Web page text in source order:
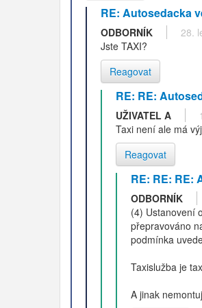
RE: Autosedacka
ODBORNÍK
28.
Jste TAXI?
Reagovat
RE: RE:
UŽIVATEL A
Taxi není ale má
Reagovat
RE: RE: RE:
ODBORNÍK
(4) Ustanovení
přepravováno
podmínka
Taxislužba je
A jinak